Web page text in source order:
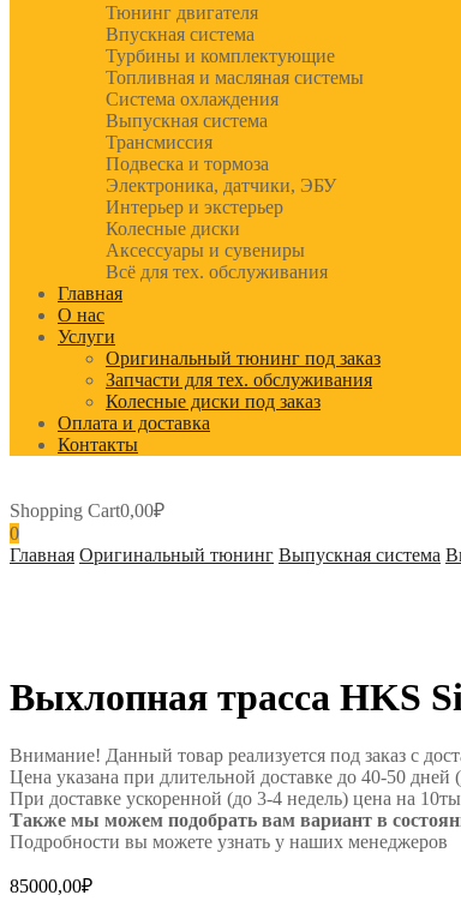
Тюнинг двигателя
Впускная система
Турбины и комплектующие
Топливная и масляная системы
Система охлаждения
Выпускная система
Трансмиссия
Подвеска и тормоза
Электроника, датчики, ЭБУ
Интерьер и экстерьер
Колесные диски
Аксессуары и сувениры
Всё для тех. обслуживания
Главная
О нас
Услуги
Оригинальный тюнинг под заказ
Запчасти для тех. обслуживания
Колесные диски под заказ
Оплата и доставка
Контакты
Shopping Cart0,00₽
0
Главная Оригинальный тюнинг Выпускная система
Выхлопная трасса HKS
Внимание! Данный товар реализуется под заказ с
Цена указана при длительной доставке до 40-50 дней
При доставке ускоренной (до 3-4 недель) цена на
Также мы можем подобрать вам вариант в
Подробности вы можете узнать у наших менеджеров
85000,00₽